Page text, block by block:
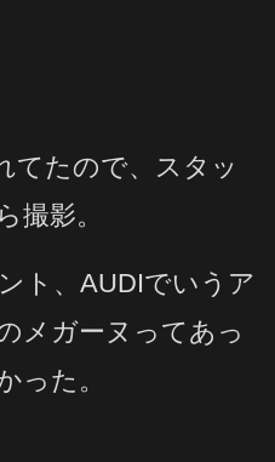
てたので、スタッ
撮影。
ト、AUDIでいうア
メガーヌってあっ
った。